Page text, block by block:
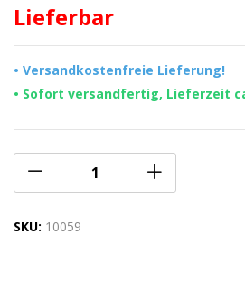
Lieferbar
• Versandkostenfreie Lieferung!
• Sofort versandfertig, Lieferzeit
SKU: 10059